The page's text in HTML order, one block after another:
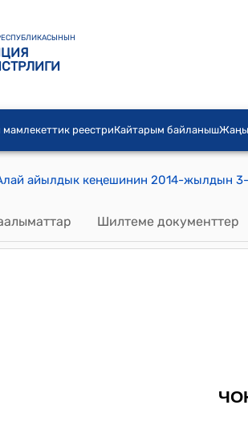
реестриКайтарым байланышЖаңы
Шилтеме документтер